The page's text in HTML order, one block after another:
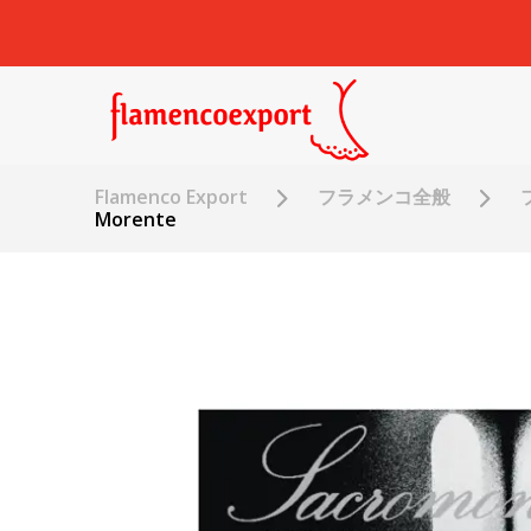
Flamenco Export フラメンコ全般
Morente